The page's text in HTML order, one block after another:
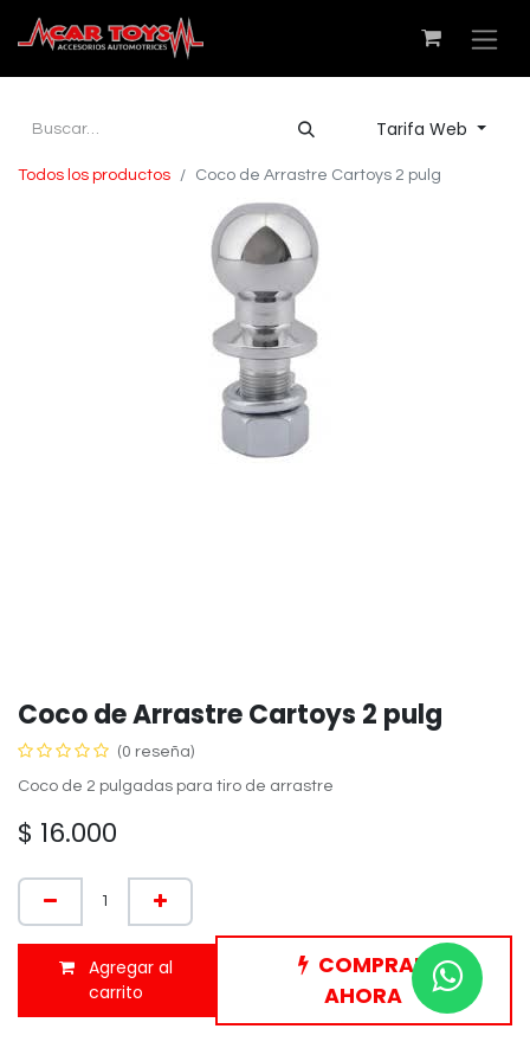
Tarifa Web
Todos los productos Coco de Arrastre Cartoys 2 pulg
Coco de Arrastre Cartoys 2 pulg
(0 reseña)
Coco de 2 pulgadas para tiro de arrastre
$ 16.000
Agregar al
carrito
COMPRAR
AHORA